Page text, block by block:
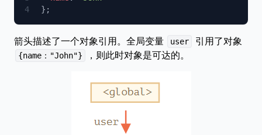
箭头描述了一个对象引用。全局变量 user 引用了对象
{name："John"} ，则此时对象是可达的。